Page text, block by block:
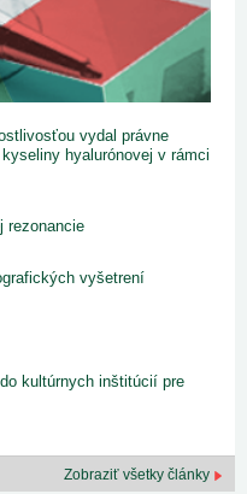
vydal právne
hyalurónovej v rámci
rezonancie
vyšetrení
kultúrnych inštitúcií pre
Zobraziť všetky články